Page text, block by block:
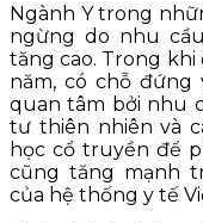
Ngành Y trong
ngừng do nhu
tăng cao. Trong khi
năm, có chỗ đứng
quan tâm bởi nhu
tư thiên nhiên và
học cổ truyền để
cũng tăng mạnh
của hệ thống y tế